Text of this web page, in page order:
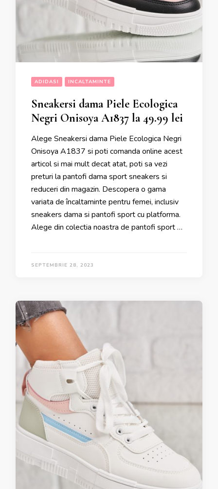
ADIDASI INCALTAMINTE
Sneakersi dama Piele Ecologica
Negri Onisoya A1837 la 49.99 lei
Alege Sneakersi dama Piele Ecologica Negri
Onisoya A1837 si poti comanda online acest
articol si mai mult decat atat, poti sa vezi
preturi la pantofi dama sport sneakers si
reduceri din magazin. Descopera o gama
variata de încaltaminte pentru femei, inclusiv
sneakers dama si pantofi sport cu platforma.
Alege din colectia noastra de pantofi sport …
SEPTEMBRIE 28, 2023